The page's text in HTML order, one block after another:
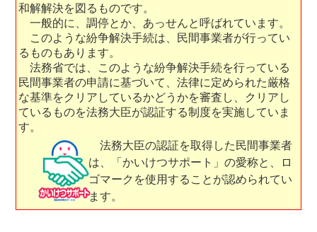
和解解決を図るものです。
一般的に、調停とか、あっせんと呼ばれています。
このような紛争解決手続は、民間事業者が行ってい
るものもあります。
法務省では、このような紛争解決手続を行っている
民間事業者の申請に基づいて、法律に定められた厳格
な基準をクリアしているかどうかを審査し、クリアし
ているものを法務大臣が認証する制度を実施していま
す。
法務大臣の認証を取得した民間事業者
は、「かいけつサポート」の愛称と、ロ
ゴマークを使用することが認められてい
ます。